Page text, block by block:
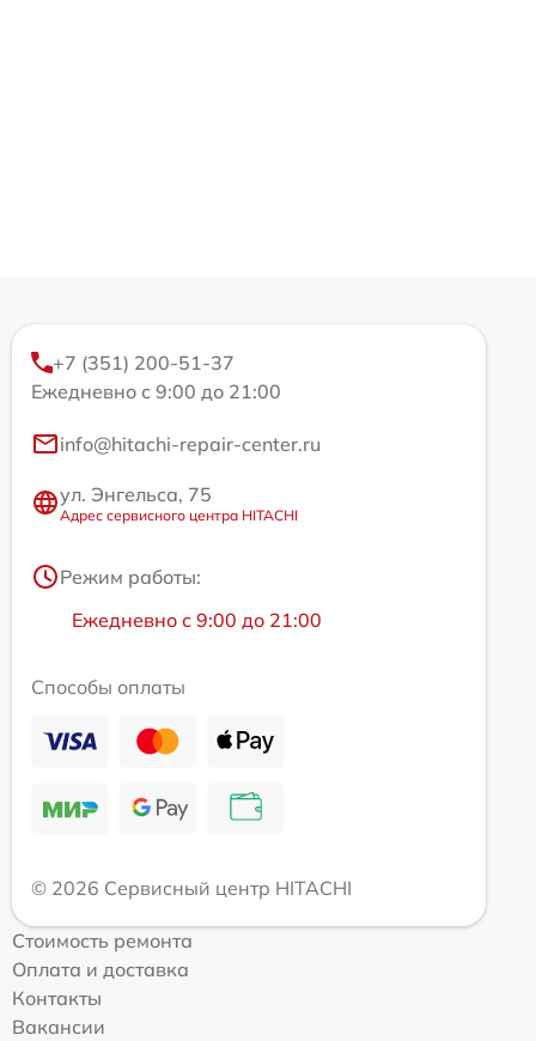
+7 (351) 200-51-37
Ежедневно с 9:00 до 21:00
info@hitachi-repair-center.ru
ул. Энгельса, 75
Адрес сервисного центра HITACHI
Режим работы:
Ежедневно с 9:00 до 21:00
Способы оплаты
© 2026 Сервисный центр HITACHI
Стоимость ремонта
Оплата и доставка
Контакты
Вакансии